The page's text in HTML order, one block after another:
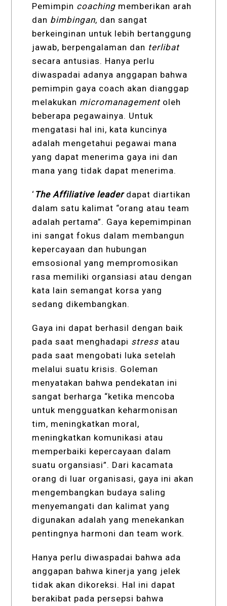
Pemimpin coaching memberikan arah
dan bimbingan, dan sangat
berkeinginan untuk lebih bertanggung
jawab, berpengalaman dan terlibat
secara antusias. Hanya perlu
diwaspadai adanya anggapan bahwa
pemimpin gaya coach akan dianggap
melakukan micromanagement oleh
beberapa pegawainya. Untuk
mengatasi hal ini, kata kuncinya
adalah mengetahui pegawai mana
yang dapat menerima gaya ini dan
mana yang tidak dapat menerima.
‘ TheAffiliative leaderdapat diartikan
dalam satu kalimat “orang atau team
adalah pertama”. Gaya kepemimpinan
ini sangat fokus dalam membangun
kepercayaan dan hubungan
emsosional yang mempromosikan
rasa memiliki organsiasi atau dengan
kata lain semangat korsa yang
sedang dikembangkan.
Gaya ini dapat berhasil dengan baik
pada saat menghadapi stress atau
pada saat mengobati luka setelah
melalui suatu krisis. Goleman
menyatakan bahwa pendekatan ini
sangat berharga “ketika mencoba
untuk mengguatkan keharmonisan
tim, meningkatkan moral,
meningkatkan komunikasi atau
memperbaiki kepercayaan dalam
suatu organsiasi”. Dari kacamata
orang di luar organisasi, gaya ini akan
mengembangkan budaya saling
menyemangati dan kalimat yang
digunakan adalah yang menekankan
pentingnya harmoni dan team work.
Hanya perlu diwaspadai bahwa ada
anggapan bahwa kinerja yang jelek
tidak akan dikoreksi. Hal ini dapat
berakibat pada persepsi bahwa